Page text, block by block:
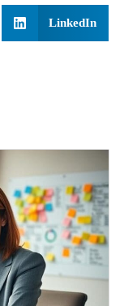
LinkedIn